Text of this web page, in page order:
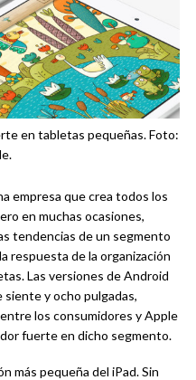
en tabletas pequeñas. Foto:
empresa que crea todos los
en muchas ocasiones,
tendencias de un segmento
respuesta de la organización
Las versiones de Android
y ocho pulgadas,
los consumidores y Apple
fuerte en dicho segmento.
más pequeña del iPad. Sin